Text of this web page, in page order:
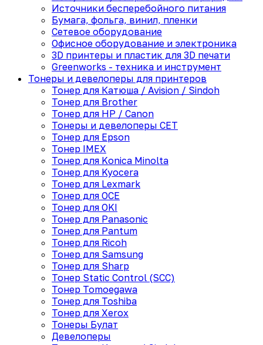
Источники бесперебойного питания
Бумага, фольга, винил, пленки
Сетевое оборудование
Офисное оборудование и электроника
3D принтеры и пластик для 3D печати
Greenworks - техника и инструмент
Тонеры и девелоперы для принтеров
Тонер для Катюша / Avision / Sindoh
Тонер для Brother
Тонер для HP / Canon
Тонеры и девелоперы CET
Тонер для Epson
Тонер IMEX
Тонер для Konica Minolta
Тонер для Kyocera
Тонер для Lexmark
Тонер для OCE
Тонер для OKI
Тонер для Panasonic
Тонер для Pantum
Тонер для Ricoh
Тонер для Samsung
Тонер для Sharp
Тонер Static Control (SCC)
Тонер Tomoegawa
Тонер для Toshiba
Тонер для Xerox
Тонеры Булат
Девелоперы